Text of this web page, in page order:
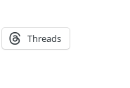
Threads